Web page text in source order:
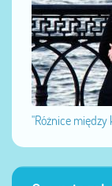
"Różnice między